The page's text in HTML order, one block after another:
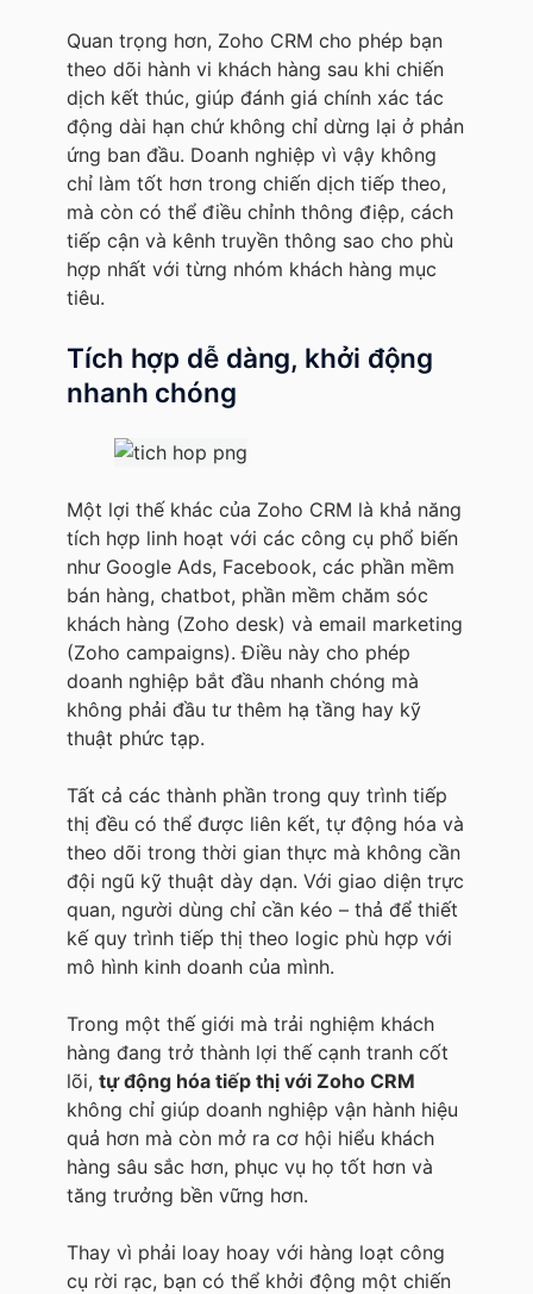
Quan trọng hơn, Zoho CRM cho phép bạn
theo dõi hành vi khách hàng sau khi chiến
dịch kết thúc, giúp đánh giá chính xác tác
động dài hạn chứ không chỉ dừng lại ở phản
ứng ban đầu. Doanh nghiệp vì vậy không
chỉ làm tốt hơn trong chiến dịch tiếp theo,
mà còn có thể điều chỉnh thông điệp, cách
tiếp cận và kênh truyền thông sao cho phù
hợp nhất với từng nhóm khách hàng mục
tiêu.
Tích hợp dễ dàng, khởi động
nhanh chóng
Một lợi thế khác của Zoho CRM là khả năng
tích hợp linh hoạt với các công cụ phổ biến
như Google Ads, Facebook, các phần mềm
bán hàng, chatbot, phần mềm chăm sóc
khách hàng (Zoho desk) và email marketing
(Zoho campaigns). Điều này cho phép
doanh nghiệp bắt đầu nhanh chóng mà
không phải đầu tư thêm hạ tầng hay kỹ
thuật phức tạp.
Tất cả các thành phần trong quy trình tiếp
thị đều có thể được liên kết, tự động hóa và
theo dõi trong thời gian thực mà không cần
đội ngũ kỹ thuật dày dạn. Với giao diện trực
quan, người dùng chỉ cần kéo – thả để thiết
kế quy trình tiếp thị theo logic phù hợp với
mô hình kinh doanh của mình.
Trong một thế giới mà trải nghiệm khách
hàng đang trở thành lợi thế cạnh tranh cốt
lõi, tự động hóa tiếp thị với Zoho CRM
không chỉ giúp doanh nghiệp vận hành hiệu
quả hơn mà còn mở ra cơ hội hiểu khách
hàng sâu sắc hơn, phục vụ họ tốt hơn và
tăng trưởng bền vững hơn.
Thay vì phải loay hoay với hàng loạt công
cụ rời rạc, bạn có thể khởi động một chiến